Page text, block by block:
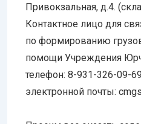
Привокзальная, д.4.
Контактное лицо для
по формированию
помощи Учреждения
телефон: 8-931-326-09-
электронной почты: